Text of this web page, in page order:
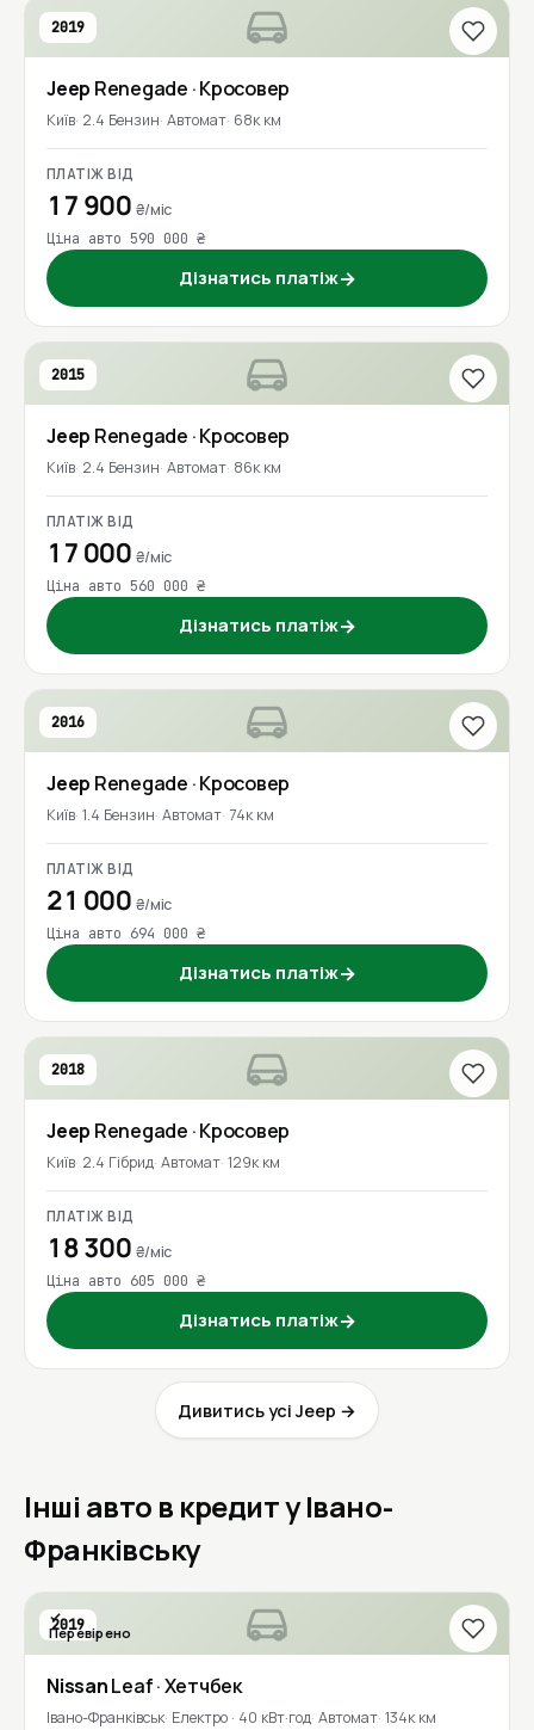
2019
Jeep Renegade · Кросовер
Київ 2.4 Бензин Автомат 68к км
ПЛАТІЖ ВІД
17 900 ₴/міс
Ціна авто 590 000 ₴
Дізнатись платіж→
2015
Jeep Renegade · Кросовер
Київ 2.4 Бензин Автомат 86к км
ПЛАТІЖ ВІД
17 000 ₴/міс
Ціна авто 560 000 ₴
Дізнатись платіж→
2016
Jeep Renegade · Кросовер
Київ 1.4 Бензин Автомат 74к км
ПЛАТІЖ ВІД
21 000 ₴/міс
Ціна авто 694 000 ₴
Дізнатись платіж→
2018
Jeep Renegade · Кросовер
Київ 2.4 Гібрид Автомат 129к км
ПЛАТІЖ ВІД
18 300 ₴/міс
Ціна авто 605 000 ₴
Дізнатись платіж→
Дивитись усі Jeep →
Інші авто в кредит у Івано-
Франківську
2019
Перевірено
NissanLeaf· Хетчбек
Івано-Франківськ Електро · 40 кВт·год Автомат 134к км